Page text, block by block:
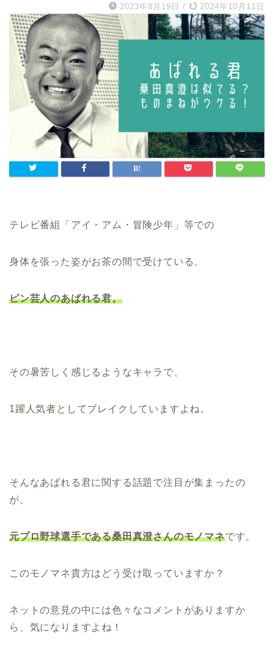
2023年8月19日 / 2024年10月11日
テレビ番組「アイ・アム・冒険少年」等での
身体を張った姿がお茶の間で受けている、
ピン芸人のあばれる君。
その暑苦しく感じるようなキャラで、
1躍人気者としてブレイクしていますよね。
そんなあばれる君に関する話題で注目が集まったの
が、
元プロ野球選手である桑田真澄さんのモノマネです。
このモノマネ貴方はどう受け取っていますか？
ネットの意見の中には色々なコメントがありますか
ら、気になりますよね！